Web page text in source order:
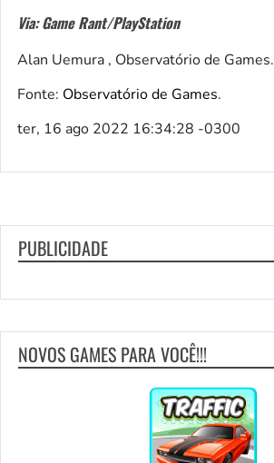
Via: Game Rant/PlayStation
Alan Uemura , Observatório de Games.
Fonte: Observatório de Games.
ter, 16 ago 2022 16:34:28 -0300
PUBLICIDADE
NOVOS GAMES PARA VOCÊ!!!